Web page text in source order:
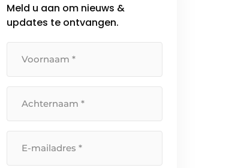
Meld u aan om nieuws &
updates te ontvangen.